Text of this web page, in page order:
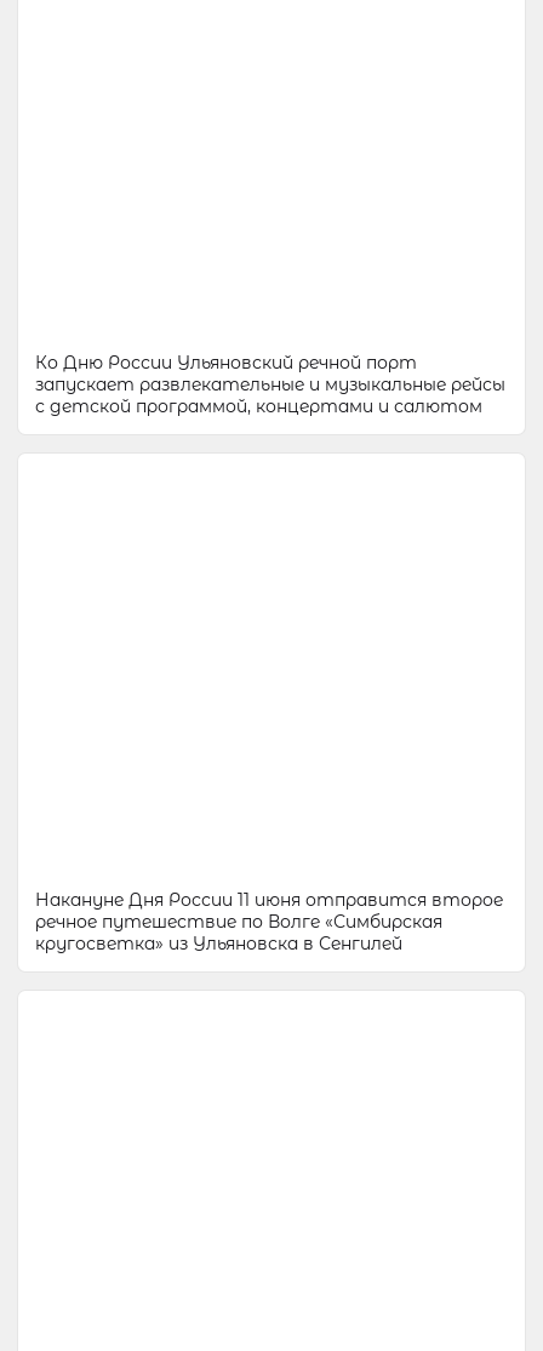
Ко Дню России Ульяновский речной порт
запускает развлекательные и музыкальные рейсы
с детской программой, концертами и салютом
Накануне Дня России 11 июня отправится второе
речное путешествие по Волге «Симбирская
кругосветка» из Ульяновска в Сенгилей